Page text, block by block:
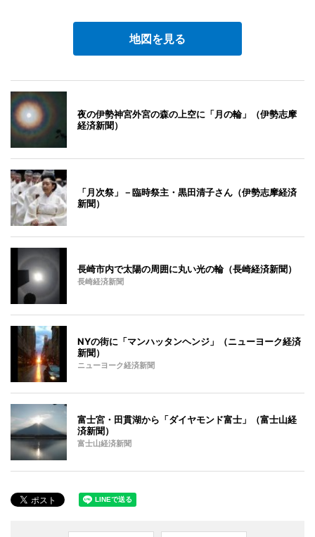
地図を見る
夜の伊勢神宮外宮の森の上空に「月の輪」（伊勢志摩
経済新聞）
「月次祭」－臨時祭主・黒田清子さん（伊勢志摩経済
新聞）
長崎市内で太陽の周囲に丸い光の輪（長崎経済新聞）
長崎経済新聞
NYの街に「マンハッタンヘンジ」（ニューヨーク経済
新聞）
ニューヨーク経済新聞
富士宮・田貫湖から「ダイヤモンド富士」（富士山経
済新聞）
富士山経済新聞